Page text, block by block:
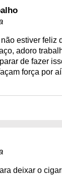
estiver feliz
adoro
de fazer
força por
deixar o